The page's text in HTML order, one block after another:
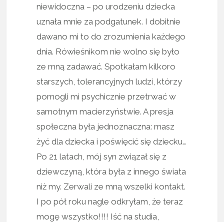
niewidoczna – po urodzeniu dziecka
uznała mnie za podgatunek. I dobitnie
dawano mi to do zrozumienia każdego
dnia. Rówieśnikom nie wolno się było
ze mną zadawać. Spotkałam kilkoro
starszych, tolerancyjnych ludzi, którzy
pomogli mi psychicznie przetrwać w
samotnym macierzyństwie. A presja
społeczna była jednoznaczna: masz
żyć dla dziecka i poświęcić się dziecku…
Po 21 latach, mój syn związał się z
dziewczyną, która była z innego świata
niż my. Zerwali ze mną wszelki kontakt.
I po pół roku nagle odkryłam, że teraz
mogę wszystko!!!! Iść na studia,